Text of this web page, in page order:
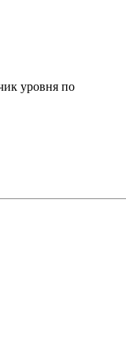
уровня по